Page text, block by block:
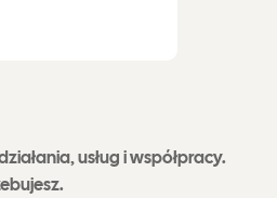
usług i współpracy.